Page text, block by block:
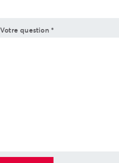
Votre question *